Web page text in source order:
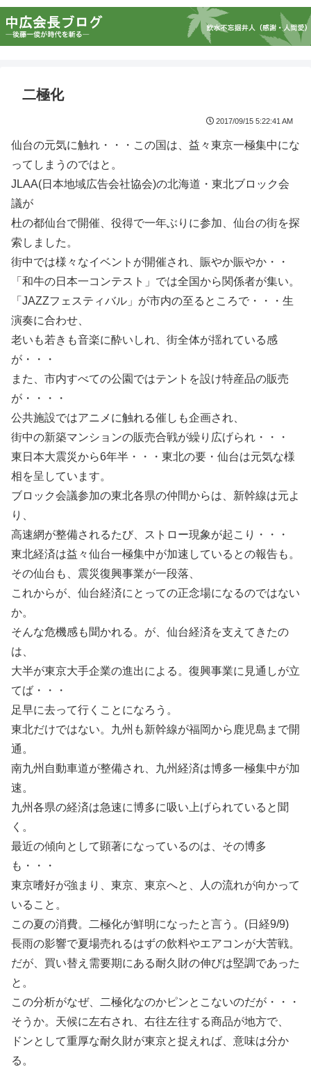
二極化
2017/09/15 5:22:41 AM
仙台の元気に触れ・・・この国は、益々東京一極集中にな
ってしまうのではと。
JLAA(日本地域広告会社協会)の北海道・東北ブロック会
議が
杜の都仙台で開催、役得で一年ぶりに参加、仙台の街を探
索しました。
街中では様々なイベントが開催され、賑やか賑やか・・
「和牛の日本一コンテスト」では全国から関係者が集い。
「JAZZフェスティバル」が市内の至るところで・・・生
演奏に合わせ、
老いも若きも音楽に酔いしれ、街全体が揺れている感
が・・・
また、市内すべての公園ではテントを設け特産品の販売
が・・・・
公共施設ではアニメに触れる催しも企画され、
街中の新築マンションの販売合戦が繰り広げられ・・・
東日本大震災から6年半・・・東北の要・仙台は元気な様
相を呈しています。
ブロック会議参加の東北各県の仲間からは、新幹線は元よ
り、
高速網が整備されるたび、ストロー現象が起こり・・・
東北経済は益々仙台一極集中が加速しているとの報告も。
その仙台も、震災復興事業が一段落、
これからが、仙台経済にとっての正念場になるのではない
か。
そんな危機感も聞かれる。が、仙台経済を支えてきたの
は、
大半が東京大手企業の進出による。復興事業に見通しが立
てば・・・
足早に去って行くことになろう。
東北だけではない。九州も新幹線が福岡から鹿児島まで開
通。
南九州自動車道が整備され、九州経済は博多一極集中が加
速。
九州各県の経済は急速に博多に吸い上げられていると聞
く。
最近の傾向として顕著になっているのは、その博多
も・・・
東京嗜好が強まり、東京、東京へと、人の流れが向かって
いること。
この夏の消費。二極化が鮮明になったと言う。(日経9/9)
長雨の影響で夏場売れるはずの飲料やエアコンが大苦戦。
だが、買い替え需要期にある耐久財の伸びは堅調であった
と。
この分析がなぜ、二極化なのかピンとこないのだが・・・
そうか。天候に左右され、右往左往する商品が地方で、
ドンとして重厚な耐久財が東京と捉えれば、意味は分か
る。